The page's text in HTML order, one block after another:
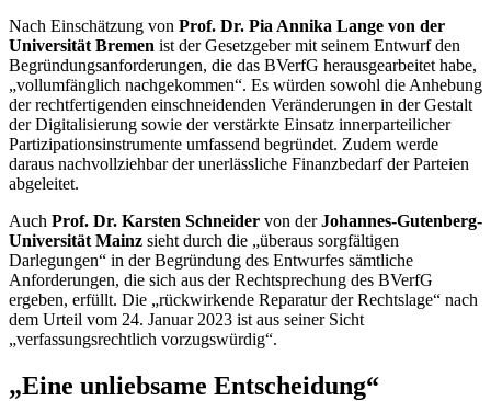
Nach Einschätzung von Prof. Dr. Pia Annika Lange von der
Universität Bremen ist der Gesetzgeber mit seinem Entwurf den
Begründungsanforderungen, die das BVerfG herausgearbeitet habe,
„vollumfänglich nachgekommen“. Es würden sowohl die Anhebung
der rechtfertigenden einschneidenden Veränderungen in der Gestalt
der Digitalisierung sowie der verstärkte Einsatz innerparteilicher
Partizipationsinstrumente umfassend begründet. Zudem werde
daraus nachvollziehbar der unerlässliche Finanzbedarf der Parteien
abgeleitet.
Auch Prof. Dr. Karsten Schneider von derJohannes-Gutenberg-
Universität Mainz sieht durch die „überaus sorgfältigen
Darlegungen“ in der Begründung des Entwurfes sämtliche
Anforderungen, die sich aus der Rechtsprechung des BVerfG
ergeben, erfüllt. Die „rückwirkende Reparatur der Rechtslage“ nach
dem Urteil vom 24. Januar 2023 ist aus seiner Sicht
„verfassungsrechtlich vorzugswürdig“.
„Eine unliebsame Entscheidung“